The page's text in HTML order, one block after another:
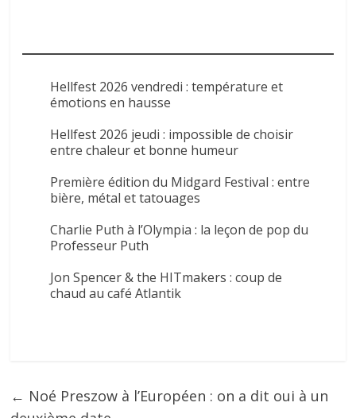
Hellfest 2026 vendredi : température et
émotions en hausse
Hellfest 2026 jeudi : impossible de choisir
entre chaleur et bonne humeur
Première édition du Midgard Festival : entre
bière, métal et tatouages
Charlie Puth à l’Olympia : la leçon de pop du
Professeur Puth
Jon Spencer & the HITmakers : coup de
chaud au café Atlantik
← Noé Preszow à l’Européen : on a dit oui à un